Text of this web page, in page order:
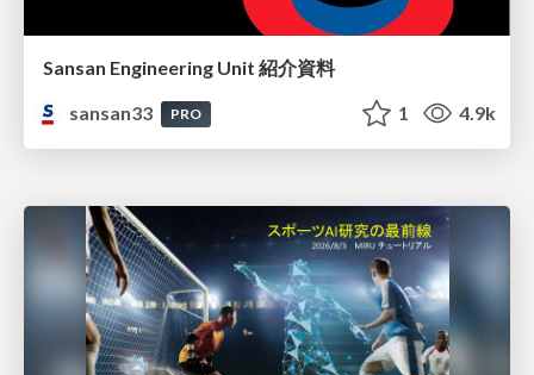
Sansan Engineering Unit 紹介資料
sansan33
PRO 1 4.9k